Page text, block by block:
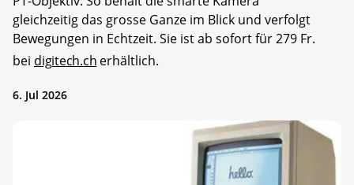
gleichzeitig das grosse Ganze im Blick und verfolgt
Bewegungen in Echtzeit. Sie ist ab sofort für 279 Fr.
bei digitech.ch erhältlich.
6. Jul 2026